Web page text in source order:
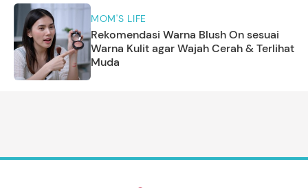
MOM'S LIFE
Rekomendasi Warna Blush On sesuai
Warna Kulit agar Wajah Cerah & Terlihat
Muda